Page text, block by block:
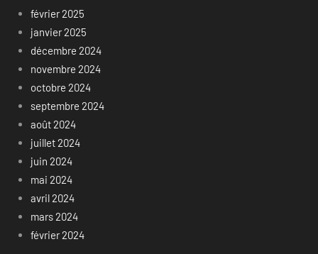
février 2025
janvier 2025
décembre 2024
novembre 2024
octobre 2024
septembre 2024
août 2024
juillet 2024
juin 2024
mai 2024
avril 2024
mars 2024
février 2024